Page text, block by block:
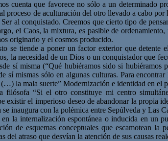
cuenta que favorece no sólo a un
proceso de aculturación del otro llevado a cabo
al conquistado. Creemos que cierto tipo de
el Caos, la mixtura, es pasible de
originario y el cosmos producido.
se tiende a poner un factor exterior que
la necesidad de un Dios o un conquistador que
sí misma (“Qué hubiéramos sido si
sí mismas sólo en algunas culturas. Para
la mala suerte” Modernización e identidad en el
filósofa “Si el otro constituye mi centro
existir el imperioso deseo de abandonar la
inaugura con la polémica entre Sepúlveda y Las
la internalización espontánea o inducida en un
de esquemas conceptuales que escamotean
del atraso que desvían la atención de sus causas